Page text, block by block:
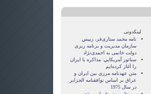
لینکدونی
نامه محمد ستاری‌فر، رییس
سازمان مدیریت و برنامه ریزی
دولت خاتمی به احمدی‌نژاد
سناتور آمريکايي: مذاکره با ايران
را آغاز کرده‌ايم
متن عهدنامه مرزى بين ايران و
عراق بر اساس توافقنامه الجزاير
در سال 1975